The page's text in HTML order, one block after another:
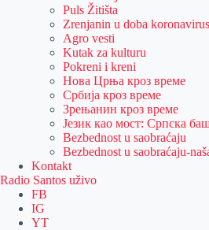
Puls Žitišta
Zrenjanin u doba
Agro vesti
Kutak za kulturu
Pokreni i kreni
Нова Црња кроз време
Србија кроз време
Зрењанин кроз време
Језик као мост: Српска
Bezbednost u saobraćaju
Bezbednost u saobraćaju-
Kontakt
Radio Santos uživo
FB
IG
YT